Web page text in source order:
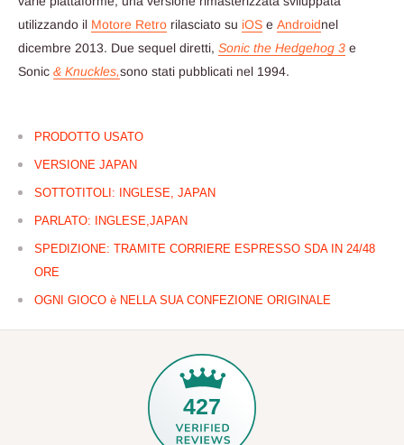
utilizzando il Motore Retro rilasciato su iOS e Androidnel
dicembre 2013. Due sequel diretti, Sonic the Hedgehog 3 e
Sonic & Knuckles,sono stati pubblicati nel 1994.
PRODOTTO USATO
VERSIONE JAPAN
SOTTOTITOLI: INGLESE, JAPAN
PARLATO: INGLESE,JAPAN
SPEDIZIONE: TRAMITE CORRIERE ESPRESSO SDA IN 24/48
ORE
OGNI GIOCO è NELLA SUA CONFEZIONE ORIGINALE
427